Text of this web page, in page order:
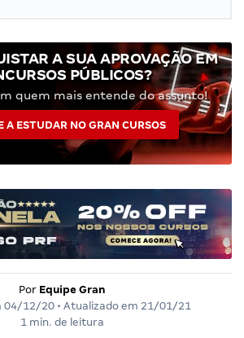
A SUA APROVAÇÃO EM
PÚBLICOS?
quem mais entende do assunto!
A ESTUDAR NO GRAN CURSOS
Por Equipe Gran
04/12/20 • Atualizado em 21/01/21
1 min. de leitura